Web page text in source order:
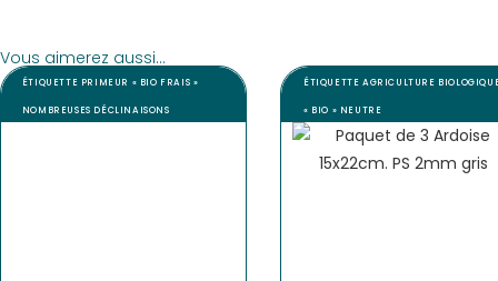
Vous aimerez aussi...
ÉTIQUETTE PRIMEUR « BIO FRAIS »
NOMBREUSES DÉCLINAISONS
ÉTIQUETTE AGRICULTURE
« BIO » NEUTRE